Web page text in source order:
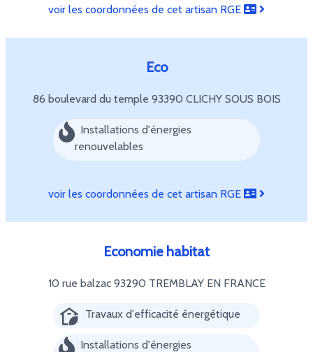
voir les coordonnées de cet artisan RGE
Eco
86 boulevard du temple 93390 CLICHY SOUS BOIS
Installations d'énergies
renouvelables
voir les coordonnées de cet artisan RGE
Economie habitat
10 rue balzac 93290 TREMBLAY EN FRANCE
Travaux d'efficacité énergétique
Installations d'énergies